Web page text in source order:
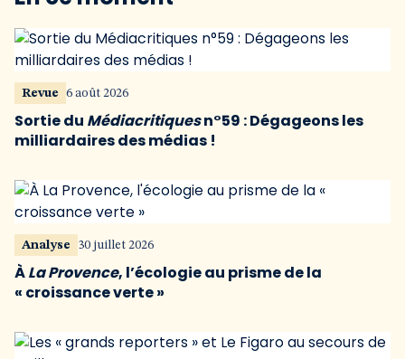
Revue 6 août 2026
Sortie du Médiacritiquesn°59 : Dégageons les
milliardaires des médias !
Analyse 30 juillet 2026
ÀLa Provence, l’écologie au prisme de la
« croissance verte »